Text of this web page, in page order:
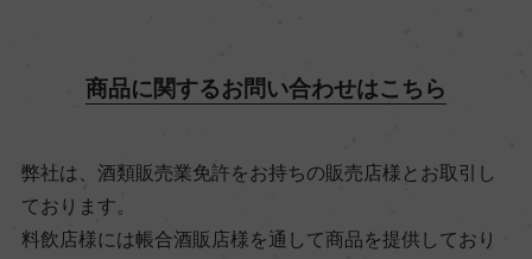
ビオ情報・認証機関
ー
商品に関するお問い合わせはこちら
弊社は、酒類販売業免許をお持ちの販売店様とお取引し
ております。
料飲店様には帳合酒販店様を通して商品を提供しており